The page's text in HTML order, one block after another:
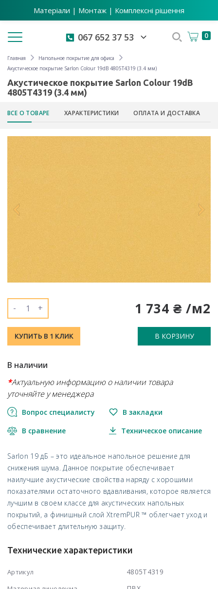
Матеріали | Монтаж | Комплексні рішення
Toggle navigation 067 652 37 53 0
Главная
Напольное покрытие для офиса
Акустическое покрытие Sarlon Colour 19dB 4805T4319 (3.4 мм)
Акустическое покрытие Sarlon Colour 19dB
4805T4319 (3.4 мм)
ВСЕ О ТОВАРЕ ХАРАКТЕРИСТИКИ ОПЛАТА И ДОСТАВКА
1 734 ₴ /м2
- +
КУПИТЬ В 1 КЛИК В КОРЗИНУ
В наличии
*Актуальную информацию о наличии товара
уточняйте у менеджера
Вопрос специалисту В закладки
В сравнение Техническое описание
Sarlon 19 дБ – это идеальное напольное решение для
снижения шума. Данное покрытие обеспечивает
наилучшие акустические свойства наряду с хорошими
показателями остаточного вдавливания, которое является
лучшим в своем классе для акустических напольных
покрытий, а финишный слой XtremPUR ™ облегчает уход и
обеспечивает длительную защиту.
Технические характеристики
Артикул 4805T4319